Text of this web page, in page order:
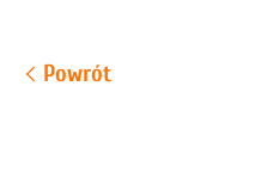
Powrót